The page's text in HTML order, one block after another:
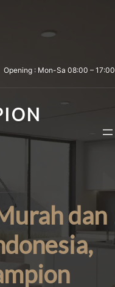
Opening : Mon-Sa 08:00 – 17:00
dan